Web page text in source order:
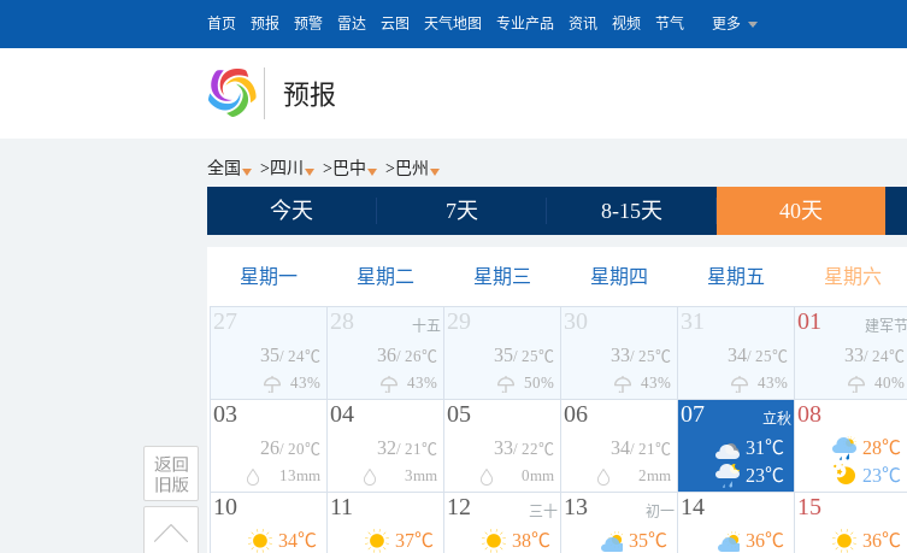
首页 预报 预警 雷达 云图 天气地图 专业产品 资讯 视频 节气 更多
预报
全国 > 四川 > 巴中 > 巴州
今天 7天 8-15天 40天
星期一 星期二 星期三 星期四 星期五 星期六
27
35/ 24℃
43%
28 十五
36/ 26℃
43%
29
35/ 25℃
50%
30
33/ 25℃
43%
31
34/ 25℃
43%
01 建军节
33/ 24℃
40%
03
26/ 20℃
13mm
04
32/ 21℃
3mm
05
33/ 22℃
0mm
06
34/ 21℃
2mm
07 立秋
31℃
23℃
08
28℃
23℃
10
34℃
11
37℃
12 三十
38℃
13 初一
35℃
14
36℃
15
36℃